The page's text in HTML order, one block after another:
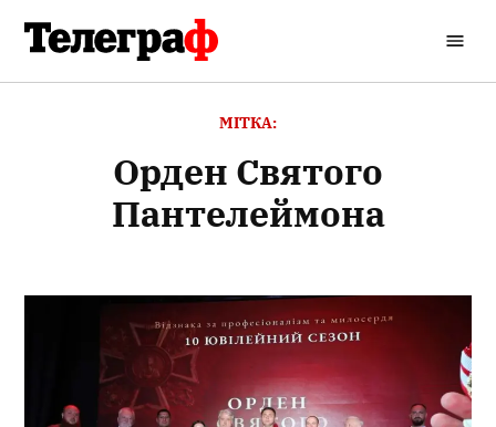
вмісту
Телеграф
МІТКА:
Орден Святого
Пантелеймона